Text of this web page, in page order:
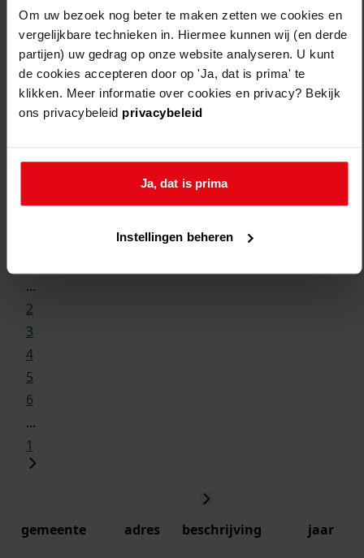
Om uw bezoek nog beter te maken zetten we cookies en
vergelijkbare technieken in. Hiermee kunnen wij (en derde
partijen) uw gedrag op onze website analyseren. U kunt
de cookies accepteren door op 'Ja, dat is prima' te
klikken. Meer informatie over cookies en privacy? Bekijk
ons privacybeleid privacybeleid
Ja, dat is prima
Instellingen beheren
...
2
3
4
5
6
...
1
gemeente adres beschrijving jaar